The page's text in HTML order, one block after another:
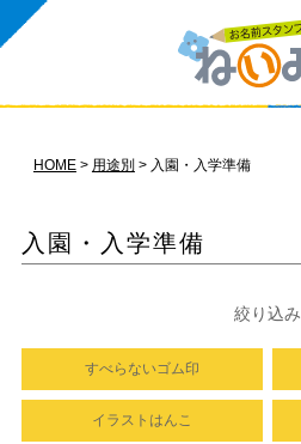
HOME 用途別 入園・入学準備
入園・入学準備
絞り込み
すべらないゴム印
イラストはんこ